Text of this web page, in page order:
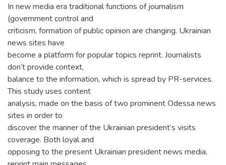
In new media era traditional functions of journalism
(government control and
criticism, formation of public opinion are changing. Ukrainian
news sites have
become a platform for popular topics reprint. Journalists
don’t provide context,
balance to the information, which is spread by PR-services.
This study uses content
analysis, made on the basis of two prominent Odessa news
sites in order to
discover the manner of the Ukrainian president’s visits
coverage. Both loyal and
opposing to the present Ukrainian president news media,